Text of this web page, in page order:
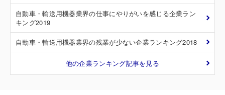
自動車・輸送用機器業界の仕事にやりがいを感じる企業ラン
キング2019
自動車・輸送用機器業界の残業が少ない企業ランキング2018
他の企業ランキング記事を見る